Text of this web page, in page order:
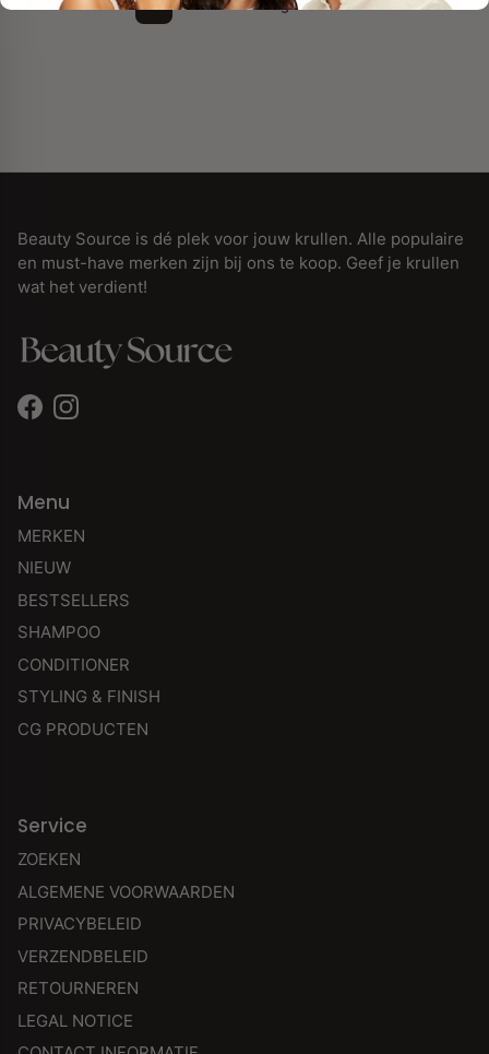
2 3 Volgende
Beauty Source is dé plek voor jouw krullen. Alle populaire
en must-have merken zijn bij ons te koop. Geef je krullen
wat het verdient!
FacebookInstagram
Menu
MERKEN
NIEUW
BESTSELLERS
SHAMPOO
CONDITIONER
STYLING & FINISH
CG PRODUCTEN
Service
ZOEKEN
ALGEMENE VOORWAARDEN
PRIVACYBELEID
VERZENDBELEID
RETOURNEREN
LEGAL NOTICE